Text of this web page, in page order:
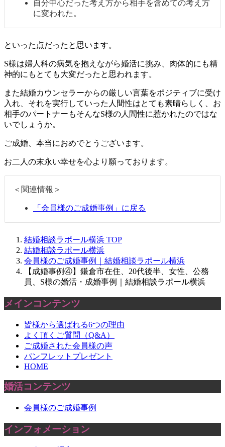
自分中心だった考え方から相手を含めての考え方
に変われた。
といった点だったと思います。
S様は婦人科の病気を抱えながら婚活に挑み、肉体的にも精
神的にもとても大変だったと思われます。
また結婚カウンセラーからの厳しい言葉をポジティブに受け
入れ、それを実行していった人間性はとても素晴らしく、お
相手のパートナーもそんなS様の人間性に惹かれたのではな
いでしょうか。
ご成婚、本当におめでとうございます。
お二人の末永い幸せを心より願っております。
＜関連情報＞
「会員様のご成婚事例」に戻る
結婚相談ラポール横浜 TOP
結婚相談ラポール横浜
会員様のご成婚事例｜結婚相談ラポール横浜
【成婚事例④】鎌倉市在住、20代後半、女性、公務
員、S様の婚活・成婚事例｜結婚相談ラポール横浜
メインコンテンツ
皆様から選ばれる6つの理由
よく頂くご質問（Q&A）
ご成婚された会員様の声
パンフレットプレゼント
HOME
婚活コンテンツ
会員様のご成婚事例
インフォメーション